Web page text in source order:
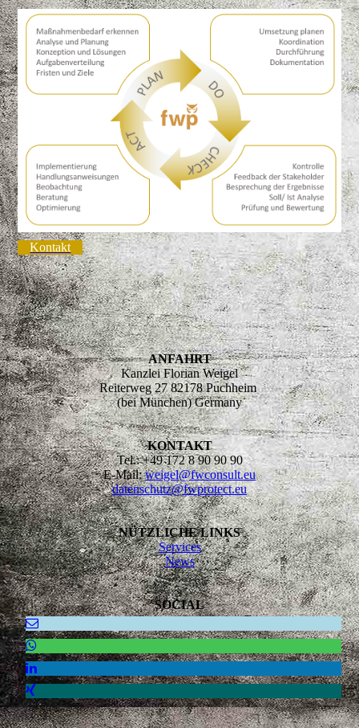
Kontakt
ANFAHRT
Kanzlei Florian Weigel
Reiterweg 27 82178 Puchheim
(bei München) Germany
KONTAKT
Tel.: +49 172 8 90 90 90
E-Mail:weigel@fwconsult.eu
datenschutz@fwprotect.eu
NÜTZLICHE LINKS
Services
News
SOCIAL